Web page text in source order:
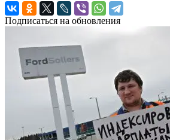
Подписаться на обновления